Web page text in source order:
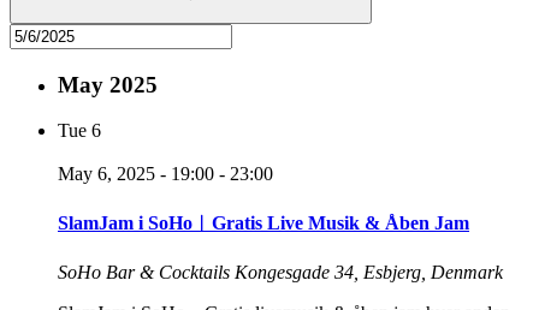
May 2025
Tue 6
May 6, 2025 - 19:00 - 23:00
SlamJam i SoHo︱Gratis Live Musik & Åben Jam
SoHo Bar & Cocktails Kongesgade 34, Esbjerg, Denmark